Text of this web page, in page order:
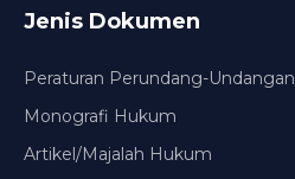
Jenis Dokumen
Peraturan Perundang-Undangan
Monografi Hukum
Artikel/Majalah Hukum